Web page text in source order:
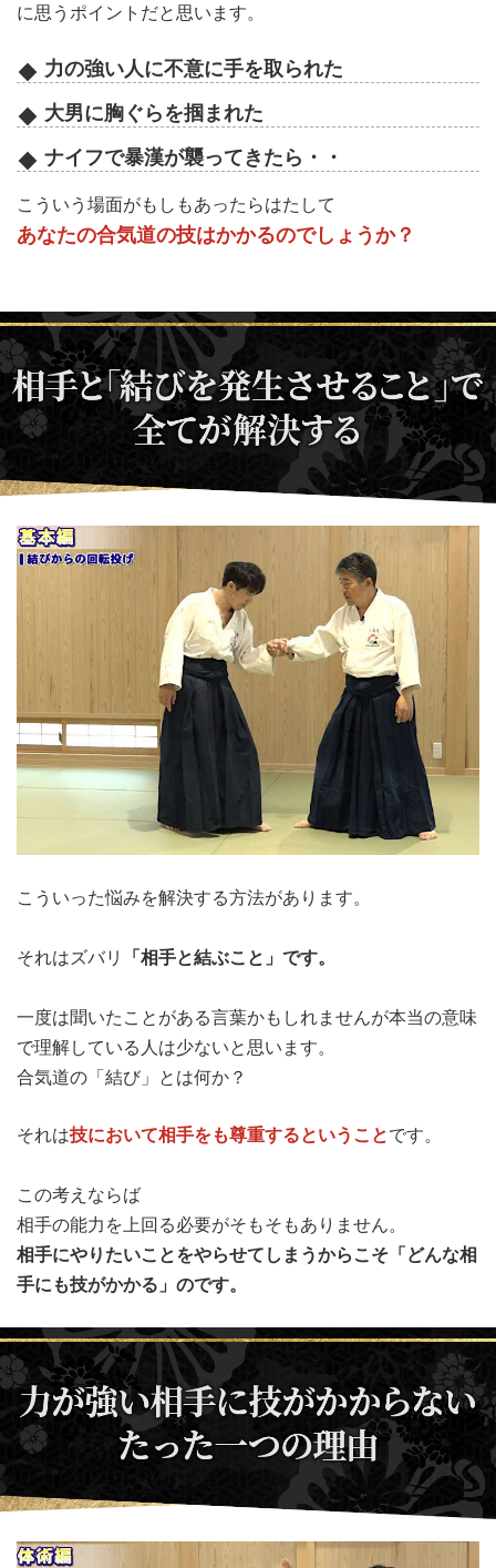
に思うポイントだと思います。
力の強い人に不意に手を取られた
大男に胸ぐらを掴まれた
ナイフで暴漢が襲ってきたら・・
こういう場面がもしもあったらはたして
あなたの合気道の技はかかるのでしょうか？
こういった悩みを解決する方法があります。
それはズバリ 「相手と結ぶこと」です。
一度は聞いたことがある言葉かもしれませんが本当の意味
で理解している人は少ないと思います。
合気道の「結び」とは何か？
それは技において相手をも尊重するということです。
この考えならば
相手の能力を上回る必要がそもそもありません。
相手にやりたいことをやらせてしまうからこそ「どんな相
手にも技がかかる」のです。